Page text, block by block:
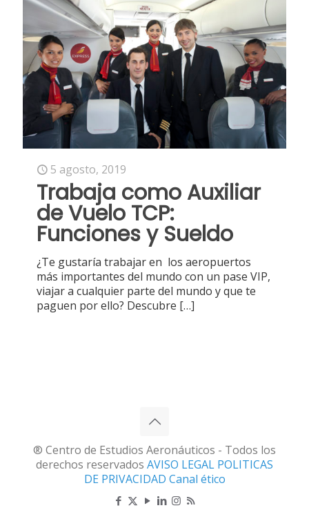
5 agosto, 2019
Trabaja como Auxiliar
de Vuelo TCP:
Funciones y Sueldo
¿Te gustaría trabajar en los aeropuertos
más importantes del mundo con un pase VIP,
viajar a cualquier parte del mundo y que te
paguen por ello? Descubre […]
® Centro de Estudios Aeronáuticos - Todos los
derechos reservados AVISO LEGAL POLITICAS
DE PRIVACIDAD Canal ético